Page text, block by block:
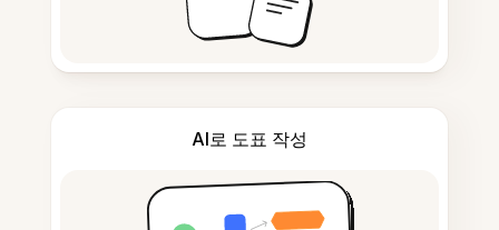
AI로 도표 작성